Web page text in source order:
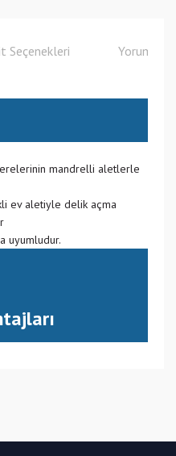
Seçenekleri Yorumlar
mandrelli aletlerle
ev aletiyle delik açma
uyumludur.